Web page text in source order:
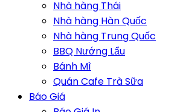
Nhà hàng Thái
Nhà hàng Hàn Quốc
Nhà hàng Trung Quốc
BBQ Nướng Lẩu
Bánh Mì
Quán Cafe Trà Sữa
Báo Giá